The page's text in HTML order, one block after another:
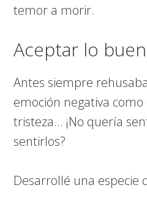
temor a morir.
Aceptar lo
Antes siempre
emoción negativa como
tristeza… ¡No quería
sentirlos?
Desarrollé una especie